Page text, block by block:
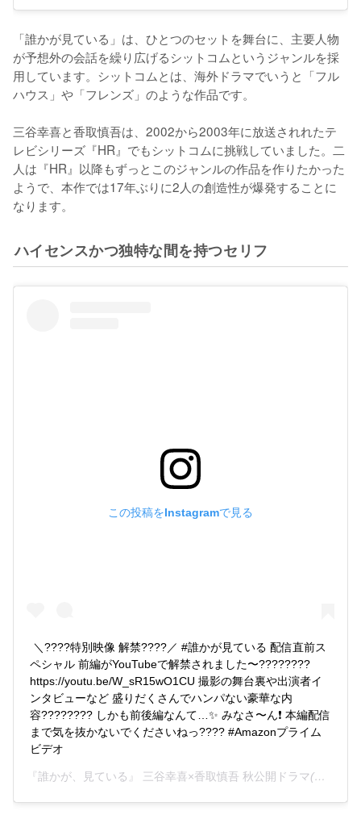
「誰かが見ている」は、ひとつのセットを舞台に、主要人物
が予想外の会話を繰り広げるシットコムというジャンルを採
用しています。シットコムとは、海外ドラマでいうと「フル
ハウス」や「フレンズ」のような作品です。
三谷幸喜と香取慎吾は、2002から2003年に放送されれたテ
レビシリーズ『HR』でもシットコムに挑戦していました。二
人は『HR』以降もずっとこのジャンルの作品を作りたかった
ようで、本作では17年ぶりに2人の創造性が爆発することに
なります。
ハイセンスかつ独特な間を持つセリフ
この投稿をInstagramで見る
＼????特別映像 解禁????／ #誰かが見ている 配信直前ス
ペシャル 前編がYouTubeで解禁されました〜????????
https://youtu.be/W_sR15wO1CU 撮影の舞台裏や出演者イ
ンタビューなど 盛りだくさんでハンパない豪華な内
容???????? しかも前後編なんて…✨ みなさ〜ん❗️ 本編配信
まで気を抜かないでくださいねっ???? #Amazonプライム
ビデオ
『誰かが、見ている』 三谷幸喜×香取慎吾 秋公開ドラマ(@darekagamiteiru)がシェアした投稿 -